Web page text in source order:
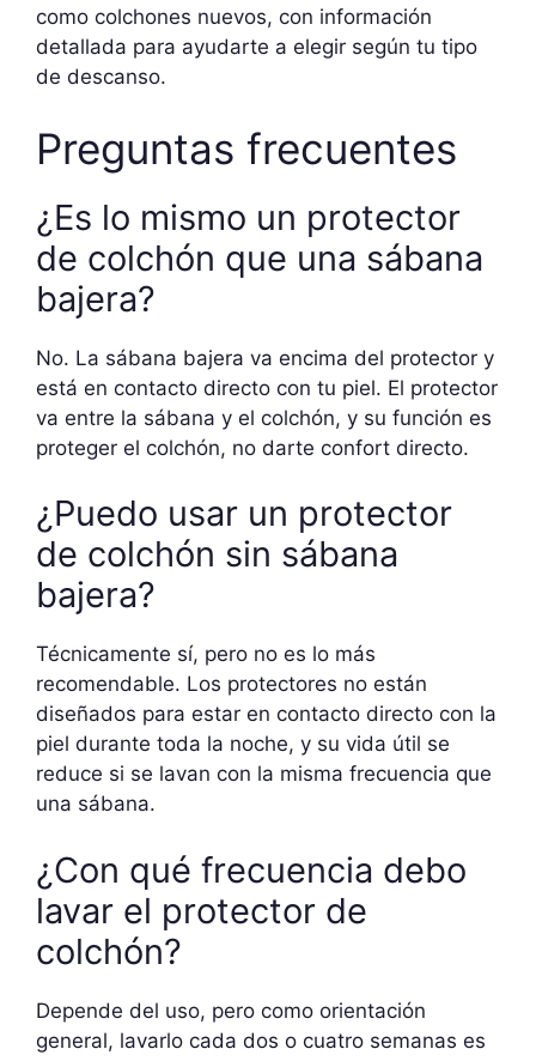
como colchones nuevos, con información
detallada para ayudarte a elegir según tu tipo
de descanso.
Preguntas frecuentes
¿Es lo mismo un protector
de colchón que una sábana
bajera?
No. La sábana bajera va encima del protector y
está en contacto directo con tu piel. El protector
va entre la sábana y el colchón, y su función es
proteger el colchón, no darte confort directo.
¿Puedo usar un protector
de colchón sin sábana
bajera?
Técnicamente sí, pero no es lo más
recomendable. Los protectores no están
diseñados para estar en contacto directo con la
piel durante toda la noche, y su vida útil se
reduce si se lavan con la misma frecuencia que
una sábana.
¿Con qué frecuencia debo
lavar el protector de
colchón?
Depende del uso, pero como orientación
general, lavarlo cada dos o cuatro semanas es